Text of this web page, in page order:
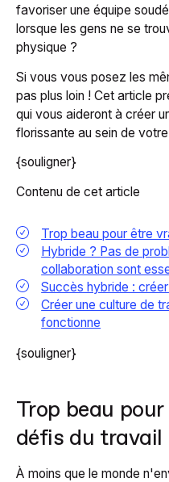
favoriser une équipe
lorsque les gens ne se
physique ?
Si vous vous posez les
pas plus loin ! Cet article
qui vous aideront à créer
florissante au sein de
{souligner}
Contenu de cet article
Trop beau pour être
Hybride ? Pas de
collaboration sont
Succès hybride :
Créer une culture de
fonctionne
{souligner}
Trop beau
défis du travail
À moins que le monde